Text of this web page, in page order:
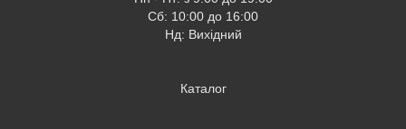
Сб: 10:00 до 16:00
Нд: Вихідний
Каталог